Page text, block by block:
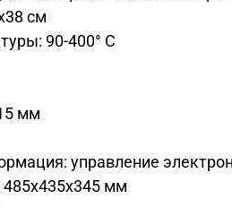
см
90-400° С
мм
управление
485х435х345 мм